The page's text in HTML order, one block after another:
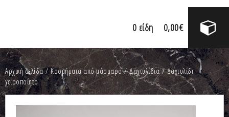
0 είδη 0,00€
Αρχική σελίδα/Κοσμήματα από μάρμαρο/Δαχτυλίδια/ Δαχτυλίδι
χειροποίητο